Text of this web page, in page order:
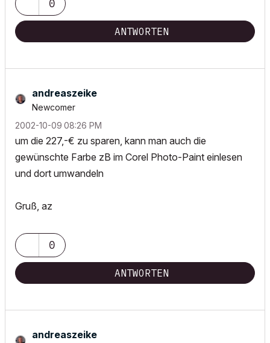
0
ANTWORTEN
andreaszeike
Newcomer
‎2002-10-09 08:26 PM
um die 227,-€ zu sparen, kann man auch die
gewünschte Farbe zB im Corel Photo-Paint einlesen
und dort umwandeln
Gruß, az
0
ANTWORTEN
andreaszeike